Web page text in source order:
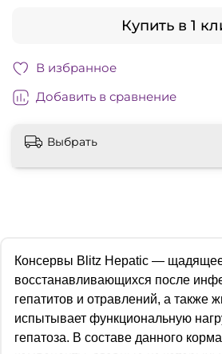
Купить в 1
В избранное
Добавить в сравнение
Выбрать
Консервы Blitz Hepatic — щадящее
восстанавливающихся после
гепатитов и отравлений, а также
испытывает функциональную
гепатоза. В составе данного